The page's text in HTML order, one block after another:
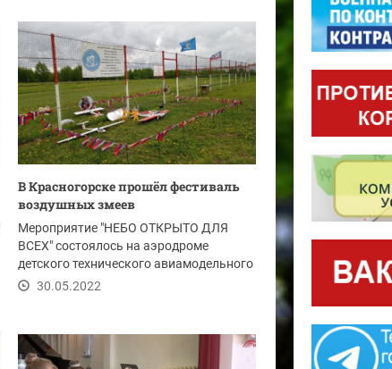
В Красногорске прошёл фестиваль
воздушных змеев
Мероприятие "НЕБО ОТКРЫТО ДЛЯ
ВСЕХ" состоялось на аэродроме
детского технического авиамодельного
клуба "ЗИГЗАГ" в...
30.05.2022